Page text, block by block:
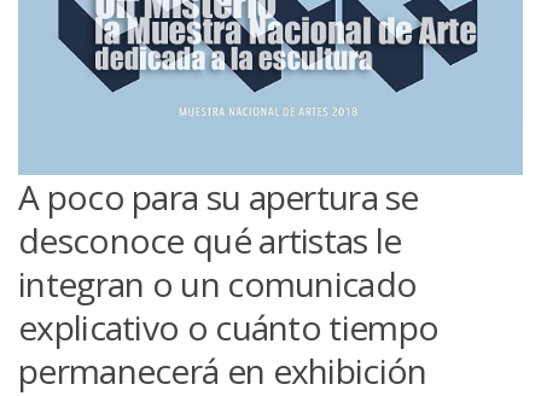
A poco para su apertura se
desconoce qué artistas le
integran o un comunicado
explicativo o cuánto tiempo
permanecerá en exhibición